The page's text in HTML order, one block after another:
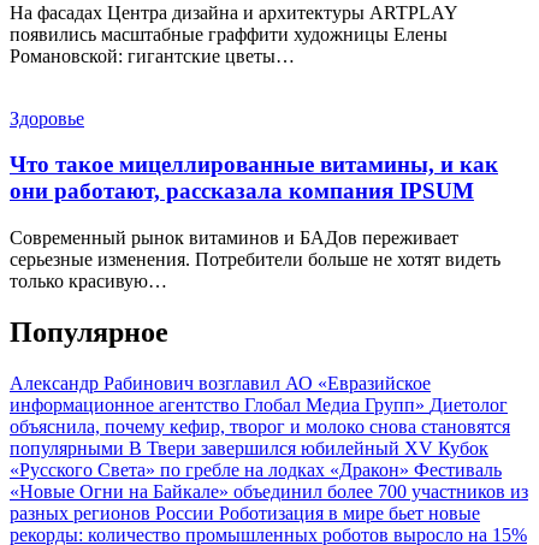
На фасадах Центра дизайна и архитектуры ARTPLAY
появились масштабные граффити художницы Елены
Романовской: гигантские цветы…
Здоровье
Что такое мицеллированные витамины, и как
они работают, рассказала компания IPSUM
Современный рынок витаминов и БАДов переживает
серьезные изменения. Потребители больше не хотят видеть
только красивую…
Популярное
Александр Рабинович возглавил АО «Евразийское
информационное агентство Глобал Медиа Групп» Диетолог
объяснила, почему кефир, творог и молоко снова становятся
популярными В Твери завершился юбилейный XV Кубок
«Русского Света» по гребле на лодках «Дракон» Фестиваль
«Новые Огни на Байкале» объединил более 700 участников из
разных регионов России Роботизация в мире бьет новые
рекорды: количество промышленных роботов выросло на 15%